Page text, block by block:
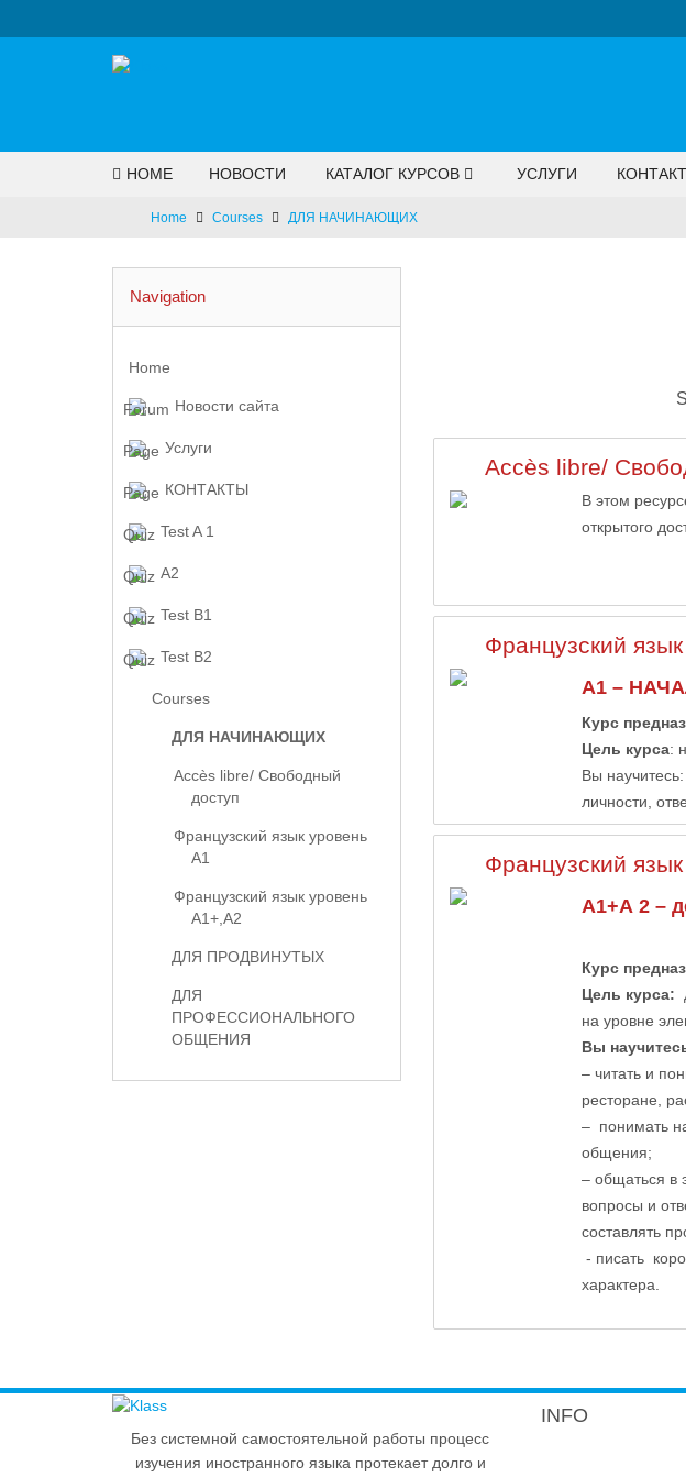
HOME НОВОСТИ КАТАЛОГ КУРСОВ УСЛУГИ
Home Courses ДЛЯ НАЧИНАЮЩИХ
Accès libre/
В этом
открытого
Французский
А1 –
Курс
Цель курса:
Вы
личности,
Французский
А1+А 2 –
Курс
Цель курса:
на уровне
Вы
– читать и
ресторане,
– понимать
общения;
– общаться в
вопросы и
составлять
- писать
характера.
Navigation
Home
Новости сайта
Услуги
КОНТАКТЫ
Test A 1
A2
Test B1
Test B2
Courses
ДЛЯ НАЧИНАЮЩИХ
Accès libre/ Свободный
доступ
Французский язык уровень
А1
Французский язык уровень
А1+,А2
ДЛЯ ПРОДВИНУТЫХ
ДЛЯ
ПРОФЕССИОНАЛЬНОГО
ОБЩЕНИЯ
Без системной самостоятельной работы процесс
изучения иностранного языка протекает долго и
INFO